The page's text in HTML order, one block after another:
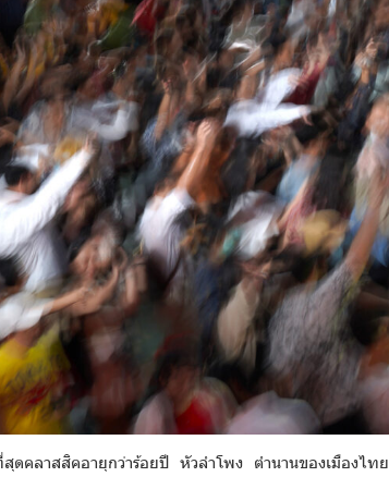
ดคลาสสิคอายุกว่าร้อยปี หัวลำโพง ตำนานของเมืองไทย